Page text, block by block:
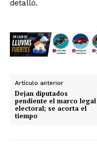
detalló.
Artículo anterior
Dejan diputados
pendiente el marco legal
electoral; se acorta el
tiempo